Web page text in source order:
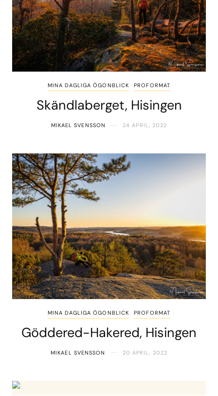
MINA DAGLIGA ÖGONBLICK PROFORMAT
Skändlaberget, Hisingen
MIKAEL SVENSSON 24 APRIL, 2022
MINA DAGLIGA ÖGONBLICK PROFORMAT
Göddered-Hakered, Hisingen
MIKAEL SVENSSON 20 APRIL, 2022